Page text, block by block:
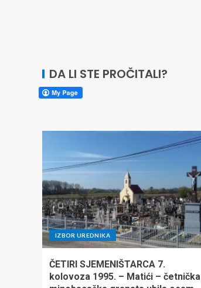
DA LI STE PROČITALI?
IZBOR UREDNIKA
ČETIRI SJEMENIŠTARCA 7.
kolovoza 1995. – Matići – četnička